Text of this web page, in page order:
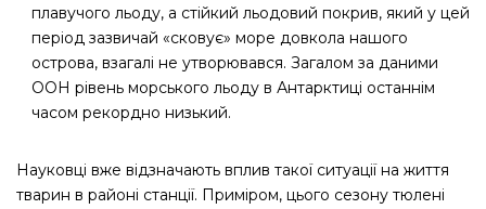
плавучого льоду, а стійкий льодовий покрив, який у цей
період зазвичай «сковує» море довкола нашого
острова, взагалі не утворювався. Загалом за даними
ООН рівень морського льоду в Антарктиці останнім
часом рекордно низький.
Науковці вже відзначають вплив такої ситуації на життя
тварин в районі станції. Приміром, цього сезону тюлені